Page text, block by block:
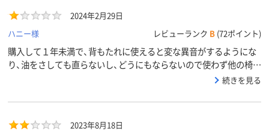
2024年2月29日
ハニー様
レビューランク B (72ポイント)
購入して１年未満で、背もたれに使えると変な異音がするようにな
り、油をさしても直らないし、どうにもならないので使わず他の椅子
続きを見る
2023年8月18日